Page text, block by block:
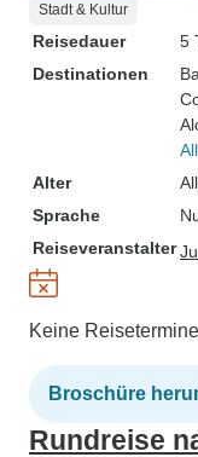
Stadt & Kultur
Reisedauer
5
Destinationen
Alter
Sprache
Reiseveranstalter
Keine
Broschüre
Rundreise